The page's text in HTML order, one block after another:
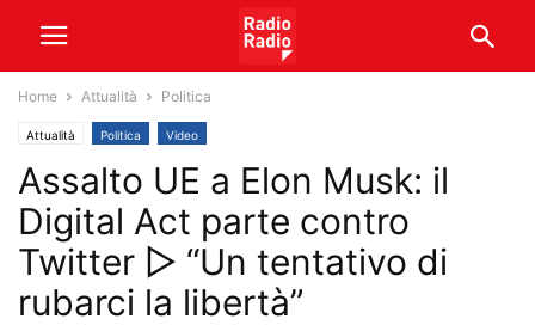
Home Attualità Politica
Attualità Politica Video
Assalto UE a Elon Musk: il
Digital Act parte contro
Twitter ▷ “Un tentativo di
rubarci la libertà”